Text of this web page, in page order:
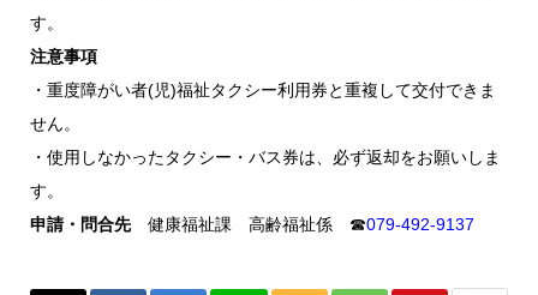
す。
注意事項
・重度障がい者(児)福祉タクシー利用券と重複して交付できま
せん。
・使用しなかったタクシー・バス券は、必ず返却をお願いしま
す。
申請・問合先健康福祉課 高齢福祉係 ☎079-492-9137